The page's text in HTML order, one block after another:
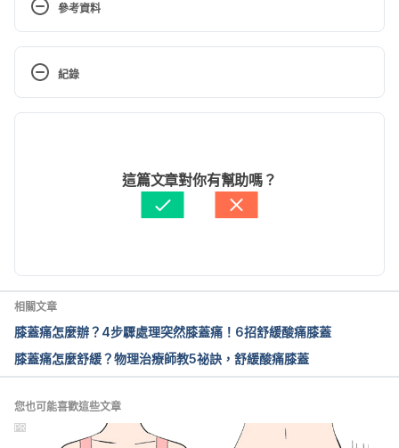
參考資料
conditions/knee-pain/diagnosis-
treatment/treatment/txc-20190176. Accessed
https://www.nlm.nih.gov/medlineplus/kneeinjuriesan
ddisorders.html. Accessed September 6, 2016.
pain/knee-problems-and-injuries-home-treatment.
Accessed September 6, 2016.
紀錄
Shane Chen
賴建翰醫師
張凱安 Kyle Chang
這篇文章對你有幫助嗎？
相關文章
膝蓋痛怎麼辦？4步驟處理突然膝蓋痛！6招舒緩酸痛膝蓋
膝蓋痛怎麼舒緩？物理治療師教5祕訣，舒緩酸痛膝蓋
您也可能喜歡這些文章
PR